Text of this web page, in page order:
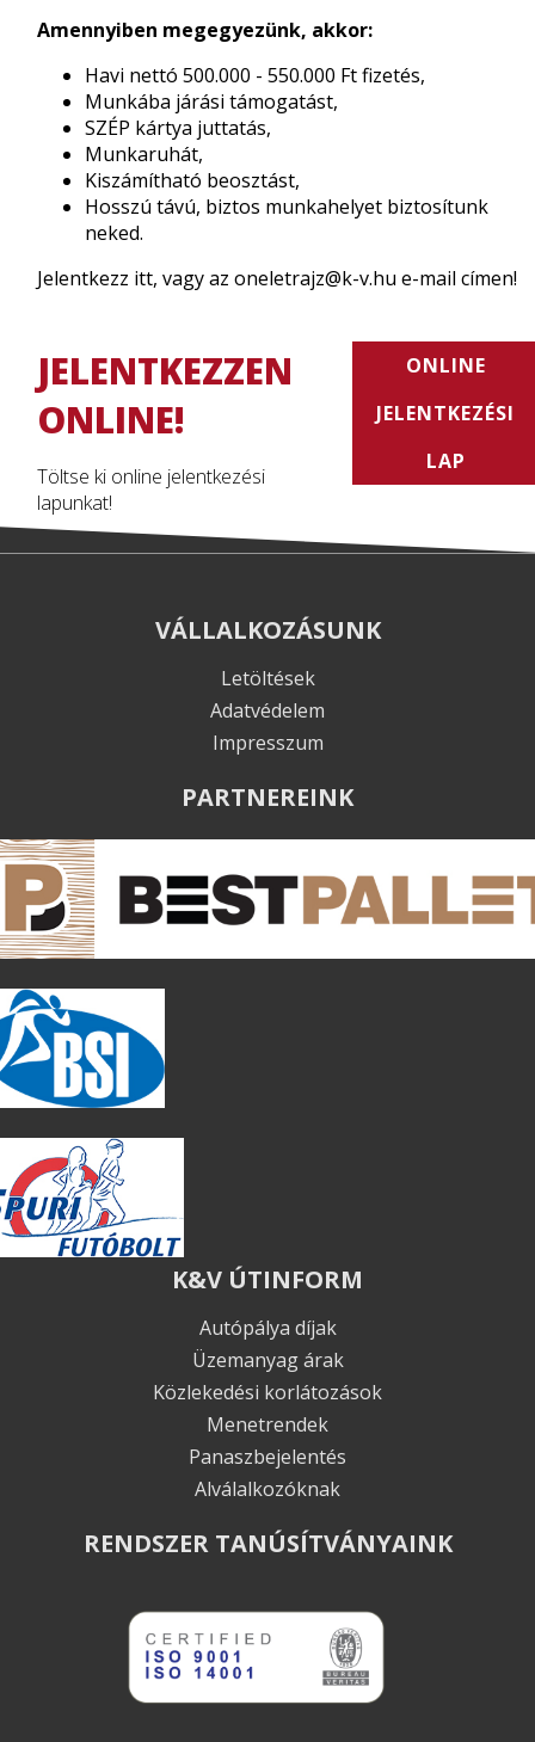
Amennyiben megegyezünk, akkor:
Havi nettó 500.000 - 550.000 Ft fizetés,
Munkába járási támogatást,
SZÉP kártya juttatás,
Munkaruhát,
Kiszámítható beosztást,
Hosszú távú, biztos munkahelyet biztosítunk
neked.
Jelentkezz itt, vagy azoneletrajz@k-v.hu e-mail címen!
JELENTKEZZEN
ONLINE!
Töltse ki online jelentkezési
lapunkat!
ONLINE
JELENTKEZÉSI
LAP
VÁLLALKOZÁSUNK
Letöltések
Adatvédelem
Impresszum
PARTNEREINK
K&V ÚTINFORM
Autópálya díjak
Üzemanyag árak
Közlekedési korlátozások
Menetrendek
Panaszbejelentés
Alválalkozóknak
RENDSZER TANÚSÍTVÁNYAINK